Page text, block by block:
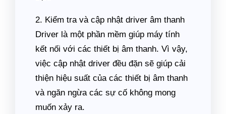
2. Kiểm tra và cập nhật driver âm thanh
Driver là một phần mềm giúp máy tính
kết nối với các thiết bị âm thanh. Vì vậy,
việc cập nhật driver đều đặn sẽ giúp cải
thiện hiệu suất của các thiết bị âm thanh
và ngăn ngừa các sự cố không mong
muốn xảy ra.